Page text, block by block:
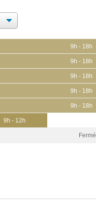
9h - 18h
9h - 18h
9h - 18h
9h - 18h
9h - 18h
9h - 12h
Fermé